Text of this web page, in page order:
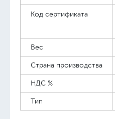
Код сертификата
Вес
Страна производства
НДС %
Тип